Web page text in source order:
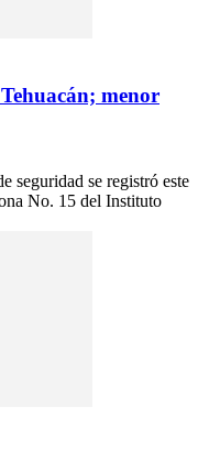
menor
seguridad se registró este
No. 15 del Instituto